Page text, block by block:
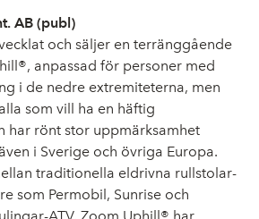
AB (publ)
och säljer en terränggående
anpassad för personer med
i de nedre extremiteterna, men
som vill ha en häftig
har rönt stor uppmärksamhet
i Sverige och övriga Europa.
traditionella eldrivna rullstolar-
som Permobil, Sunrise och